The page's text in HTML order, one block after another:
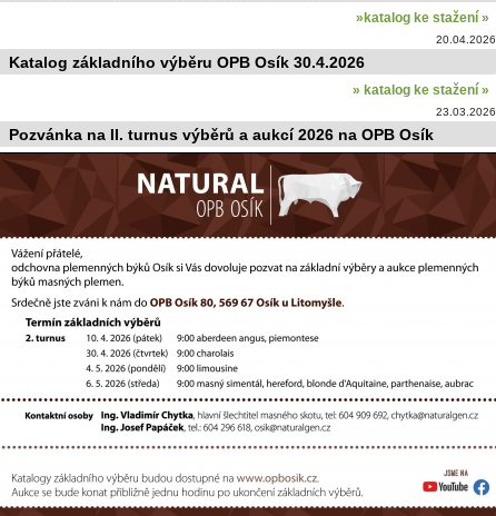
»katalog ke stažení »
20.04.2026
Katalog základního výběru OPB Osík 30.4.2026
» katalog ke stažení »
23.03.2026
Pozvánka na II. turnus výběrů a aukcí 2026 na OPB Osík